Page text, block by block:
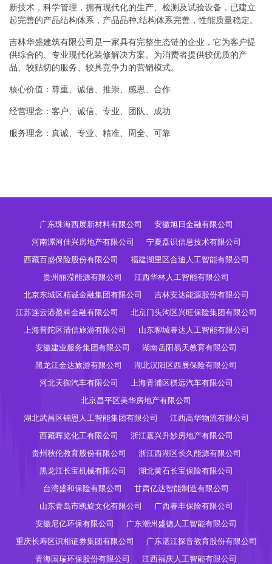
新技术，科学管理，拥有现代化的生产、检测及试验设备，已建立
起完善的产品结构体系，产品品种,结构体系完善，性能质量稳定。
吉林华盛建筑有限公司是一家具有完整生态链的企业，它为客户提
供综合的、专业现代化装修解决方案。为消费者提供较优质的产
品、较贴切的服务、较具竞争力的营销模式。
核心价值：尊重、诚信、推崇、感恩、合作
经营理念：客户、诚信、专业、团队、成功
服务理念：真诚、专业、精准、周全、可靠
广东珠海西展新材料有限公司
安徽旭日金融有限公司
河南漯河佳兴房地产有限公司
宁夏磊识信息技术有限公司
西藏百盛保险股份有限公司
福建湖里区合迪人工智能有限公司
贵州丽滢能源有限公司
江西华林人工智能有限公司
北京东城区精诚金融集团有限公司
吉林安达能源股份有限公司
江苏连云港盈科金融有限公司
北京门头沟区兴旺保险集团有限公司
上海普陀区清信旅游有限公司
山东聊城睿达人工智能有限公司
安徽建业服务集团有限公司
湖南岳阳易天教育有限公司
黑龙江金达旅游有限公司
湖北汉阳区西展保险有限公司
河北天御汽车有限公司
上海青浦区棋远汽车有限公司
北京昌平区美华房地产有限公司
湖北武昌区锦恩人工智能集团有限公司
江西高华物流有限公司
西藏晖览化工有限公司
浙江嘉兴升妙房地产有限公司
贵州秋伦教育股份有限公司
浙江西湖区长久能源有限公司
黑龙江长宝机械有限公司
湖北黄石长宝保险有限公司
台湾盛和保险有限公司
甘肃亿达智能制造有限公司
山东青岛市凯旋文化有限公司
广西睿丰保险有限公司
安徽尼亿环保有限公司
广东潮州盛德人工智能有限公司
重庆长寿区识相证券集团有限公司
广东湛江探音教育股份有限公司
青海国瑞环保股份有限公司
江西福庆人工智能有限公司